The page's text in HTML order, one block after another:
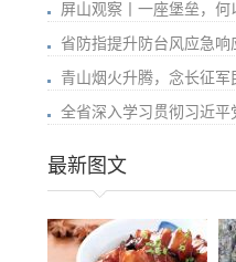
屏山观察丨一座堡垒，何
省防指提升防台风应急响
青山烟火升腾，念长征军
全省深入学习贯彻习近
最新图文